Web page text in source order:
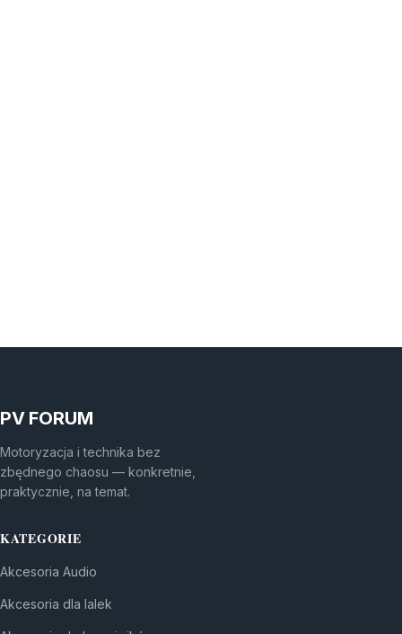
PV FORUM
Motoryzacja i technika bez
zbędnego chaosu — konkretnie,
praktycznie, na temat.
KATEGORIE
Akcesoria Audio
Akcesoria dla lalek